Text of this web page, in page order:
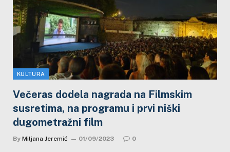
KULTURA
Večeras dodela nagrada na Filmskim
susretima, na programu i prvi niški
dugometražni film
By Miljana Jeremić 01/09/2023 0